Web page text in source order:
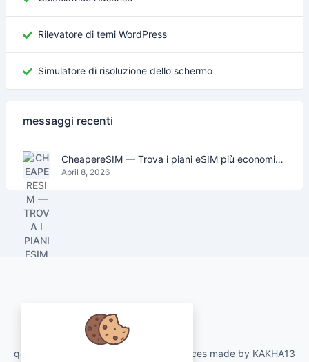
Rilevatore di temi WordPress
Simulatore di risoluzione dello schermo
messaggi recenti
CheapereSIM — Trova i piani eSIM più economici per viaggiare nel 2026
April 8, 2026
qartvelo.com free online tools and services made by KAKHA13